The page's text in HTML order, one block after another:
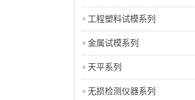
工程塑料试模系列
金属试模系列
天平系列
无损检测仪器系列